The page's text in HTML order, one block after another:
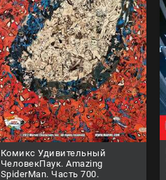
Комикс Удивительный
ЧеловекПаук. Amazing
SpiderMan. Часть 700.